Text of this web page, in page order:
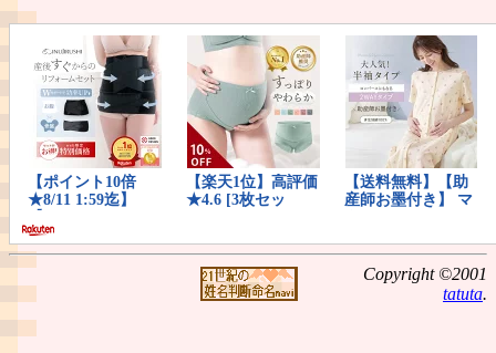
Copyright ©2001
tatuta.